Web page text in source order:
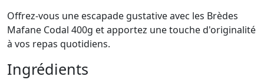
Offrez-vous une escapade gustative avec les Brèdes
Mafane Codal 400g et apportez une touche d'originalité
à vos repas quotidiens.
Ingrédients